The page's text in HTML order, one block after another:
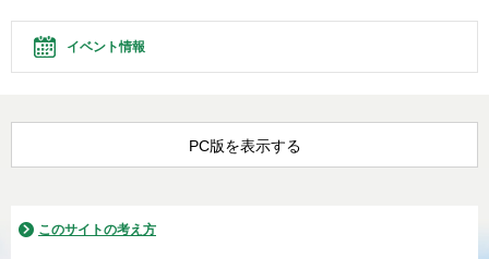
イベント情報
PC版を表示する
このサイトの考え方